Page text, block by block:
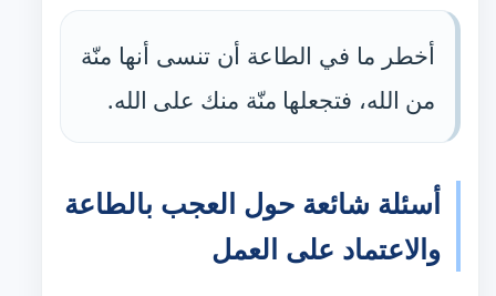
أخطر ما في الطاعة أن تنسى أنها منّة
من الله، فتجعلها منّة منك على الله.
أسئلة شائعة حول العجب بالطاعة
والاعتماد على العمل